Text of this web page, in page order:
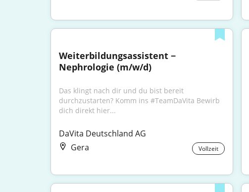
Weiterbildungsassistent −
Nephrologie (m/w/d)
Das klingt nach dir und du bist bereit
durchzustarten? Komm ins #TeamDaVita Bewirb
dich direkt hier...
DaVita Deutschland AG
Gera
Vollzeit